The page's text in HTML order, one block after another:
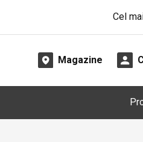
Cel
Magazine